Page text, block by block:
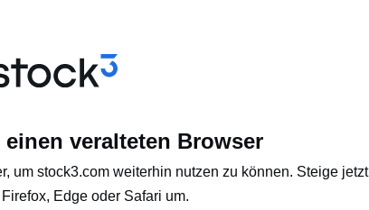
veralteten Browser
um stock3.com weiterhin nutzen zu können. Steige jetzt
Edge oder Safari um.